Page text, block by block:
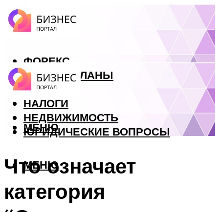
ФОРЕКС
БИЗНЕС ПЛАНЫ
КРЕДИТЫ
НАЛОГИ
НЕДВИЖИМОСТЬ
ЮРИДИЧЕСКИЕ ВОПРОСЫ
МЕНЮ
МЕНЮ
Что означает
категория